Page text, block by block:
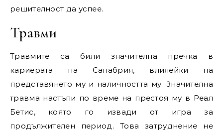
решителност да успее.
Травми
Травмите са били значителна пречка в
кариерата на Санабрия, влияейки на
представянето му и наличността му. Значителна
травма настъпи по време на престоя му в Реал
Бетис, която го извади от игра за
продължителен период. Това затруднение не